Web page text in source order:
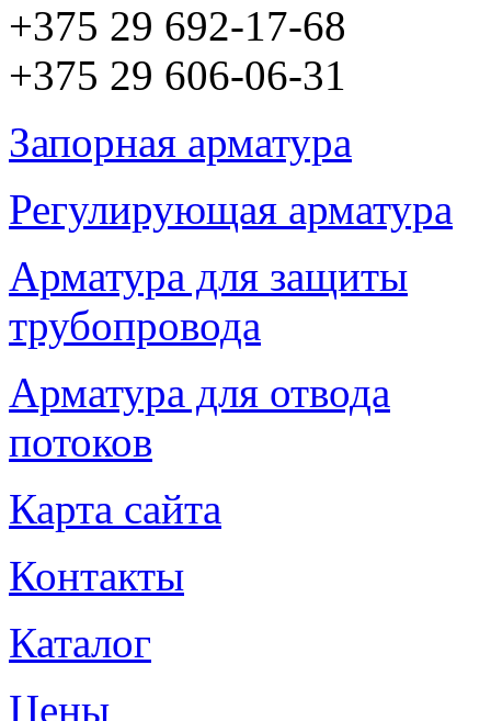
+375 29 692-17-68
+375 29 606-06-31
Запорная арматура
Регулирующая арматура
Арматура для защиты
трубопровода
Арматура для отвода
потоков
Карта сайта
Контакты
Каталог
Цены